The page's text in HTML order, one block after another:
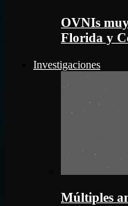
OVNIs
Florida y
Investigaciones
Múltiples